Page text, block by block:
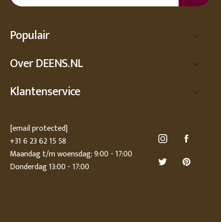
Populair
Over DEENS.NL
Klantenservice
[email protected]
+31 6 23 62 15 58
Maandag t/m woensdag: 9:00 - 17:00
Donderdag 13:00 - 17:00